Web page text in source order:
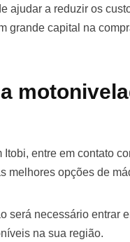
ajudar a reduzir os
grande capital na
entre em contato
melhores opções de
será necessário entrar
na sua região.